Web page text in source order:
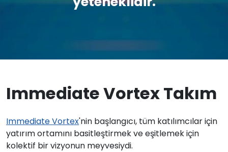
Immediate Vortex Takım
Immediate Vortex'nin başlangıcı, tüm katılımcılar için
yatırım ortamını basitleştirmek ve eşitlemek için
kolektif bir vizyonun meyvesiydi.